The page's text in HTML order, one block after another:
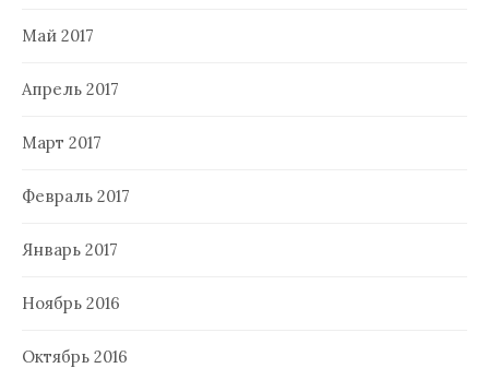
Май 2017
Апрель 2017
Март 2017
Февраль 2017
Январь 2017
Ноябрь 2016
Октябрь 2016